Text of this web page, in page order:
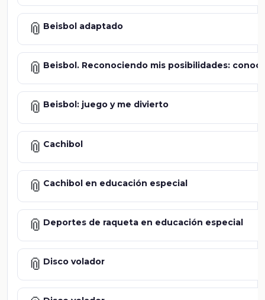
📎 Beisbol adaptado
📎 Beisbol. Reconociendo mis posibilidades:
📎 Beisbol: juego y me divierto
📎 Cachibol
📎 Cachibol en educación especial
📎 Deportes de raqueta en educación especial
📎 Disco volador